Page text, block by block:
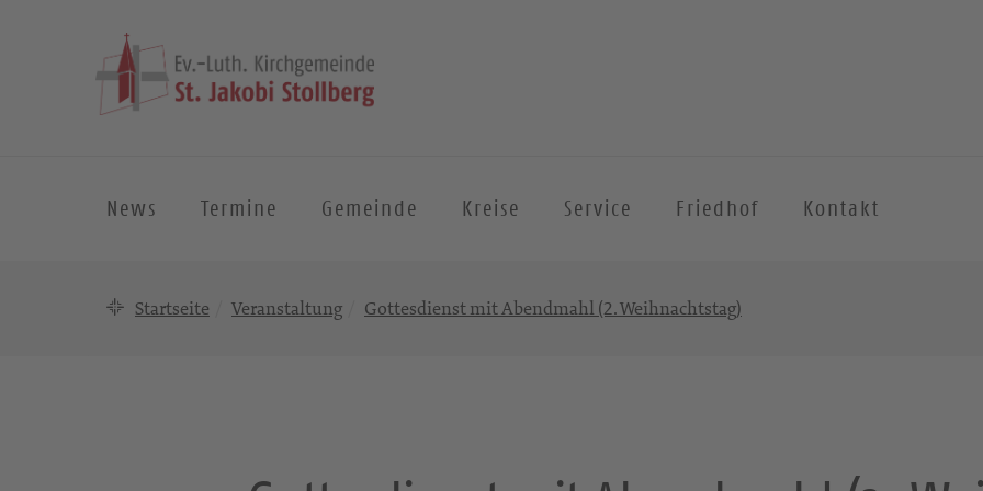
News Termine Gemeinde Kreise Service Friedhof Kontakt
Startseite Veranstaltung Gottesdienst mit Abendmahl (2. Weihnachtstag)